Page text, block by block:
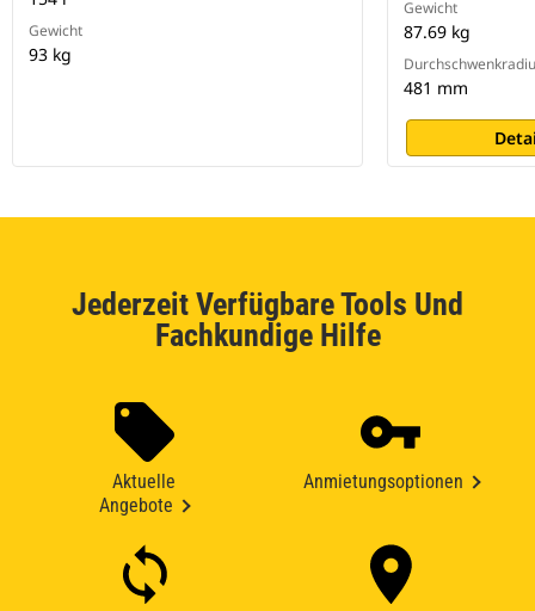
Gewicht
93 kg
Gewicht
87.69 kg
481 mm
Jederzeit Verfügbare Tools Und
Fachkundige Hilfe
Aktuelle
Angebote
Anmietungsoptionen